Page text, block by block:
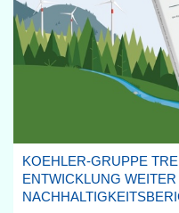
KOEHLER-GRUPPE
ENTWICKLUNG